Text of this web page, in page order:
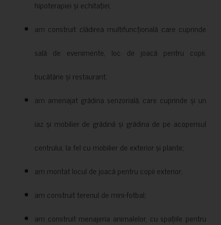
hipoterapiei și echitației;
am construit clădirea multifuncțională care cuprinde
sală de evenimente, loc de joacă pentru copii,
bucătărie și restaurant;
am amenajat grădina senzorială, care cuprinde și un
iaz și mobilier de grădină și grădina de pe acoperisul
centrului, la fel cu mobilier de exterior și plante;
am montat locul de joacă pentru copii exterior;
am construit terenul de mini-fotbal;
am construit menajeria animalelor, cu spațiile pentru